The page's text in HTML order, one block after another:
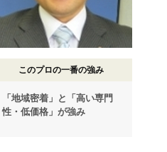
このプロの一番の強み
「地域密着」と「高い専門
性・低価格」が強み